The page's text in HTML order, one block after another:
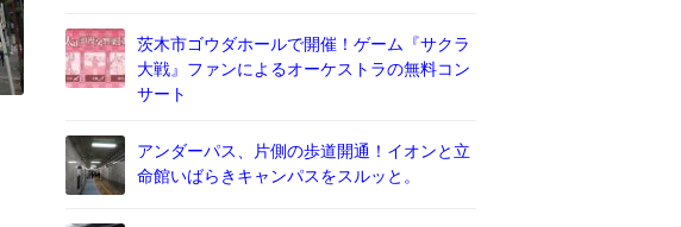
茨木市ゴウダホールで開催！ゲーム『サクラ
大戦』ファンによるオーケストラの無料コン
サート
アンダーパス、片側の歩道開通！イオンと立
命館いばらきキャンパスをスルッと。